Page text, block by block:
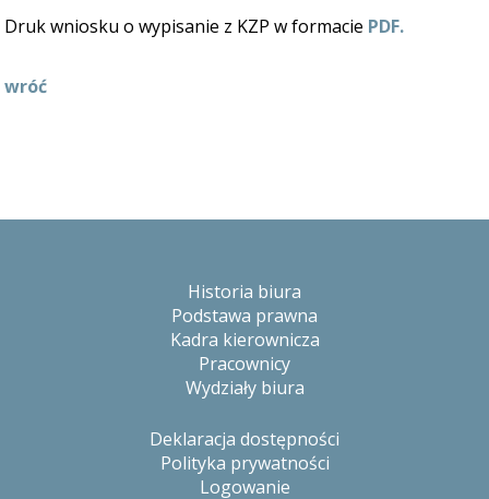
Druk wniosku o wypisanie z KZP w formacie PDF.
wróć
Historia biura
Podstawa prawna
Kadra kierownicza
Pracownicy
Wydziały biura
Deklaracja dostępności
Polityka prywatności
Logowanie